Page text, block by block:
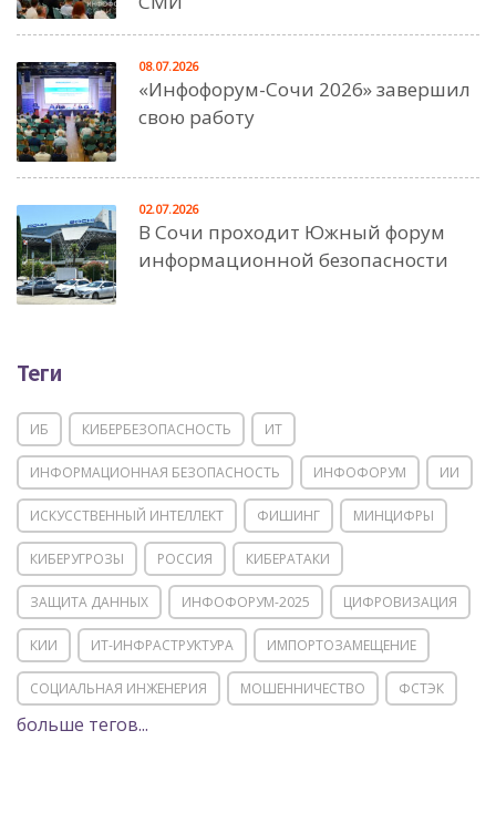
«Инфофорум-Сочи 2026» завершил
свою работу
08.07.2026
В Сочи проходит Южный форум
информационной безопасности
02.07.2026
Теги
ИБ КИБЕРБЕЗОПАСНОСТЬ ИТ
ИНФОРМАЦИОННАЯ БЕЗОПАСНОСТЬ ИНФОФОРУМ ИИ
ИСКУССТВЕННЫЙ ИНТЕЛЛЕКТ ФИШИНГ МИНЦИФРЫ
КИБЕРУГРОЗЫ РОССИЯ КИБЕРАТАКИ
ЗАЩИТА ДАННЫХ ИНФОФОРУМ-2025 ЦИФРОВИЗАЦИЯ
КИИ ИТ-ИНФРАСТРУКТУРА ИМПОРТОЗАМЕЩЕНИЕ
СОЦИАЛЬНАЯ ИНЖЕНЕРИЯ МОШЕННИЧЕСТВО ФСТЭК
POSITIVE TECHNOLOGIES
больше тегов...